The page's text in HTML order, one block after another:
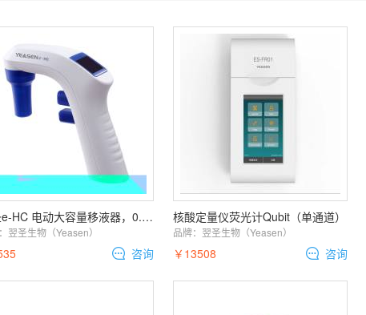
翌圣e-HC 电动大容量移液器，0.1-100mL
翌圣生物（Yeasen）
咨询
核酸定量仪荧光计Qubit（单通道）
品牌： 翌圣生物（Yeasen）
￥13508 咨询